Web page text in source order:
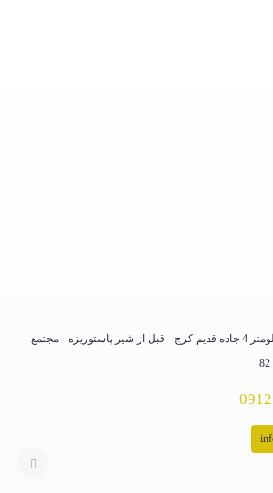
دفتر مرکزی - تهران -کیلومتر 4 جاده قدیم کرج - قبل از شیر پاستوریزه - مجتمع
0912